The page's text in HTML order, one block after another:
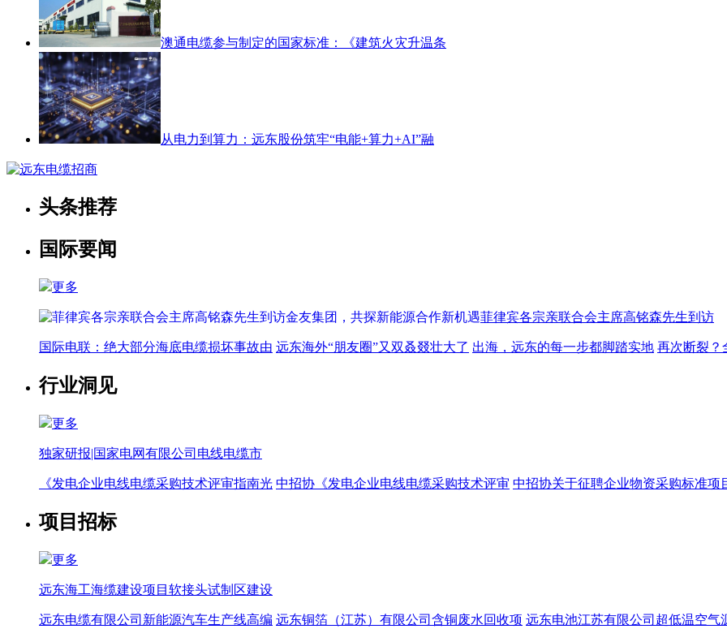
澳通电缆参与制定的国家标准：《建筑火灾升温条
从电力到算力：远东股份筑牢“电能+算力+AI”融
头条推荐
国际要闻
更多
菲律宾各宗亲联合会主席高铭森先生到访
国际电联：绝大部分海底电缆损坏事故由 远东海外“朋友圈”又双叒叕壮大了 出海，远东的每一步都脚踏实地 再次断裂？
行业洞见
更多
独家研报|国家电网有限公司电线电缆市
《发电企业电线电缆采购技术评审指南光 中招协《发电企业电线电缆采购技术评审 中招协关于征聘企业物资采购标准项
项目招标
更多
远东海工海缆建设项目软接头试制区建设
远东电缆有限公司新能源汽车生产线高编 远东铜箔（江苏）有限公司含铜废水回收项 远东电池江苏有限公司超低温空气